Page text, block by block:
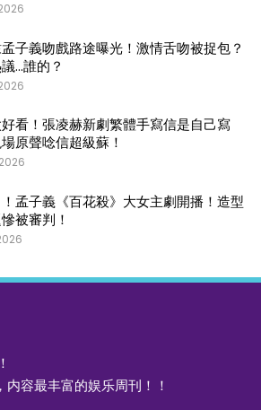
子義吻戲路途曝光！激情舌吻被捉包？
…誰的？
看！張凌赫新劇繁體手寫信是自己寫
原聲唸信超級蘇！
孟子義《百花殺》大女主劇開播！造型
被審判！
容最丰富的娱乐周刊！！